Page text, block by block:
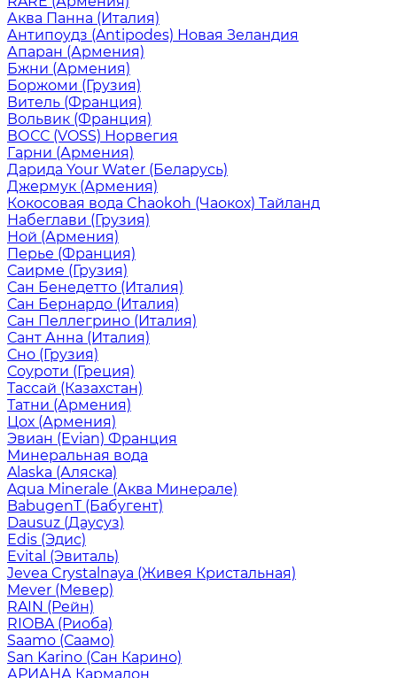
Аква Панна (Италия)
Антипоудз (Antipodes) Новая Зеландия
Апаран (Армения)
Бжни (Армения)
Боржоми (Грузия)
Витель (Франция)
Вольвик (Франция)
ВОСС (VOSS) Норвегия
Гарни (Армения)
Дарида Your Water (Беларусь)
Джермук (Армения)
Кокосовая вода Chaokoh (Чаокох) Тайланд
Набеглави (Грузия)
Ной (Армения)
Перье (Франция)
Саирме (Грузия)
Сан Бенедетто (Италия)
Сан Бернардо (Италия)
Сан Пеллегрино (Италия)
Сант Анна (Италия)
Сно (Грузия)
Соуроти (Греция)
Тассай (Казахстан)
Татни (Армения)
Цох (Армения)
Эвиан (Evian) Франция
Минеральная вода
Alaska (Аляска)
Aqua Minerale (Аква Минерале)
BabugenT (Бабугент)
Dausuz (Даусуз)
Edis (Эдис)
Evital (Эвиталь)
Jevea Crystalnaya (Живея Кристальная)
Mever (Мевер)
RAIN (Рейн)
RIOBA (Риоба)
Saamo (Саамо)
San Karino (Сан Карино)
АРИАНА Кармадон